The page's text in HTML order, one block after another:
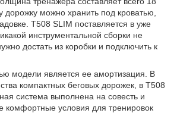
дорожку можно хранить под кроватью,
T508 SLIM поставляется в уже
инструментальной сборки не
достать из коробки и подключить к
модели является ее амортизация. В
компактных беговых дорожек, в T508
система выполнена на совесть и
комфортные условия для тренировок